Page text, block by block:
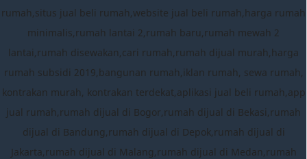
rumah,situs jual beli rumah,website jual beli rumah,harga rumah
minimalis,rumah lantai 2,rumah baru,rumah mewah 2
lantai,rumah disewakan,cari rumah,rumah dijual murah,harga
rumah subsidi 2019,bangunan rumah,iklan rumah, sewa rumah,
kontrakan murah, kontrakan terdekat,aplikasi jual beli rumah,app
jual rumah,rumah dijual di Bogor,rumah dijual di Bekasi,rumah
dijual di Bandung,rumah dijual di Depok,rumah dijual di
Jakarta,rumah dijual di Malang,rumah dijual di Medan,rumah